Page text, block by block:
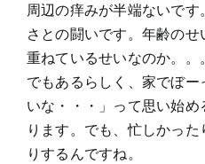
周辺の痒みが半端ないで
さとの闘いです。年齢の
重ねているせいなのか。
でもあるらしく、家でぼ
いな・・・」って思い始
ります。でも、忙しかっ
りするんですね。